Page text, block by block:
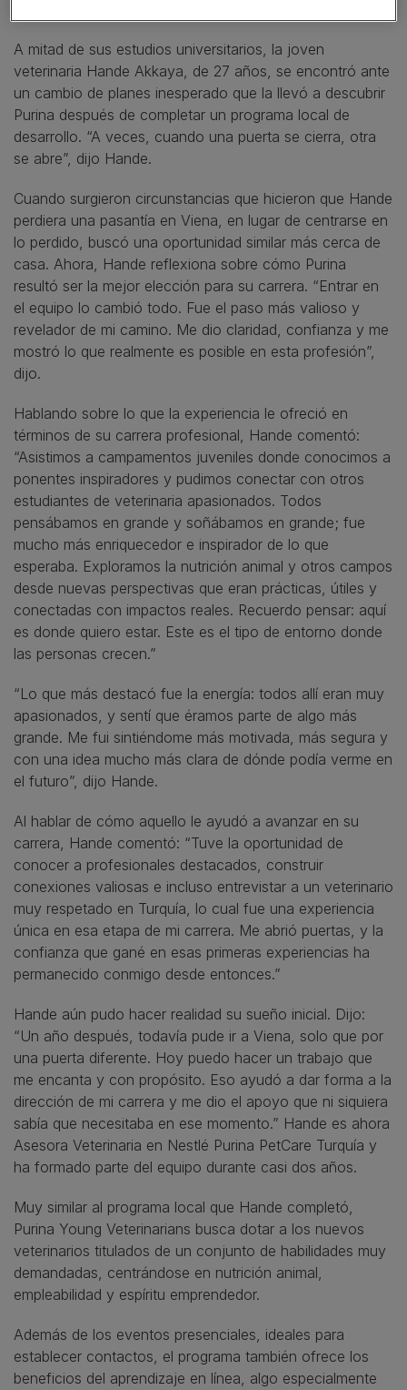
A mitad de sus estudios universitarios, la joven
veterinaria Hande Akkaya, de 27 años, se encontró ante
un cambio de planes inesperado que la llevó a descubrir
Purina después de completar un programa local de
desarrollo. “A veces, cuando una puerta se cierra, otra
se abre”, dijo Hande.
Cuando surgieron circunstancias que hicieron que Hande
perdiera una pasantía en Viena, en lugar de centrarse en
lo perdido, buscó una oportunidad similar más cerca de
casa. Ahora, Hande reflexiona sobre cómo Purina
resultó ser la mejor elección para su carrera. “Entrar en
el equipo lo cambió todo. Fue el paso más valioso y
revelador de mi camino. Me dio claridad, confianza y me
mostró lo que realmente es posible en esta profesión”,
dijo.
Hablando sobre lo que la experiencia le ofreció en
términos de su carrera profesional, Hande comentó:
“Asistimos a campamentos juveniles donde conocimos a
ponentes inspiradores y pudimos conectar con otros
estudiantes de veterinaria apasionados. Todos
pensábamos en grande y soñábamos en grande; fue
mucho más enriquecedor e inspirador de lo que
esperaba. Exploramos la nutrición animal y otros campos
desde nuevas perspectivas que eran prácticas, útiles y
conectadas con impactos reales. Recuerdo pensar: aquí
es donde quiero estar. Este es el tipo de entorno donde
las personas crecen.”
“Lo que más destacó fue la energía: todos allí eran muy
apasionados, y sentí que éramos parte de algo más
grande. Me fui sintiéndome más motivada, más segura y
con una idea mucho más clara de dónde podía verme en
el futuro”, dijo Hande.
Al hablar de cómo aquello le ayudó a avanzar en su
carrera, Hande comentó: “Tuve la oportunidad de
conocer a profesionales destacados, construir
conexiones valiosas e incluso entrevistar a un veterinario
muy respetado en Turquía, lo cual fue una experiencia
única en esa etapa de mi carrera. Me abrió puertas, y la
confianza que gané en esas primeras experiencias ha
permanecido conmigo desde entonces.”
Hande aún pudo hacer realidad su sueño inicial. Dijo:
“Un año después, todavía pude ir a Viena, solo que por
una puerta diferente. Hoy puedo hacer un trabajo que
me encanta y con propósito. Eso ayudó a dar forma a la
dirección de mi carrera y me dio el apoyo que ni siquiera
sabía que necesitaba en ese momento.” Hande es ahora
Asesora Veterinaria en Nestlé Purina PetCare Turquía y
ha formado parte del equipo durante casi dos años.
Muy similar al programa local que Hande completó,
Purina Young Veterinarians busca dotar a los nuevos
veterinarios titulados de un conjunto de habilidades muy
demandadas, centrándose en nutrición animal,
empleabilidad y espíritu emprendedor.
Además de los eventos presenciales, ideales para
establecer contactos, el programa también ofrece los
beneficios del aprendizaje en línea, algo especialmente